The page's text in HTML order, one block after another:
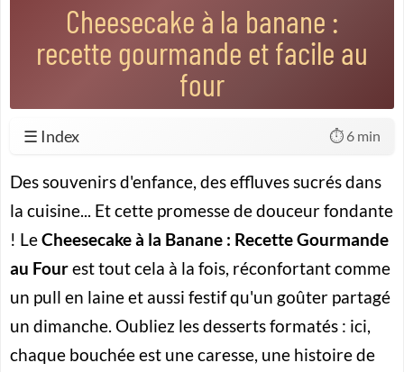
Cheesecake à la banane :
recette gourmande et facile au
four
☰ Index ⏱️ 6 min
Des souvenirs d'enfance, des effluves sucrés dans
la cuisine... Et cette promesse de douceur fondante
! LeCheesecake à la Banane : Recette Gourmande
au Fourest tout cela à la fois, réconfortant comme
un pull en laine et aussi festif qu'un goûter partagé
un dimanche. Oubliez les desserts formatés : ici,
chaque bouchée est une caresse, une histoire de